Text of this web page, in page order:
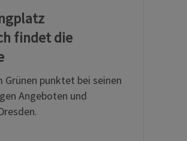
findet die
Grünen punktet bei seinen
Angeboten und